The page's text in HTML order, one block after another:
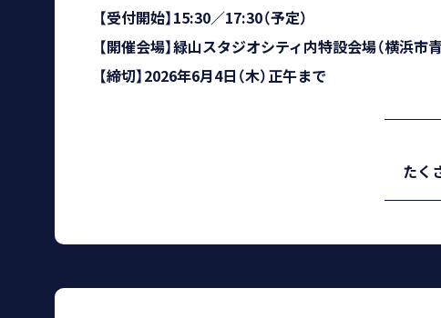
【規約の改定について】
TBSは、TBSの判断により、当規約を任意
ジで告知します。この場合、投稿者は、改
【受付開始】15:30／17:30（予定）
【開催会場】緑山スタジオシティ内特設会場（横浜市
【締切】2026年6月4日（木）正午まで
たく